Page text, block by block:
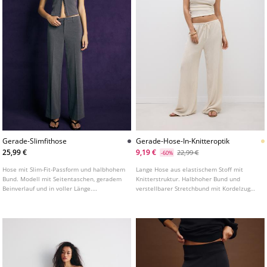
Gerade-Slimfithose
25,99 €
Hose mit Slim-Fit-Passform und halbhohem
Bund. Modell mit Seitentaschen, geradem
Beinverlauf und in voller Länge.
Gürtelschlaufen.
Gerade-Hose-In-Knitteroptik
9,19 €
-60% 22,99 €
Lange Hose aus elastischem Stoff mit
Knitterstruktur. Halbhoher Bund und
verstellbarer Stretchbund mit Kordelzug